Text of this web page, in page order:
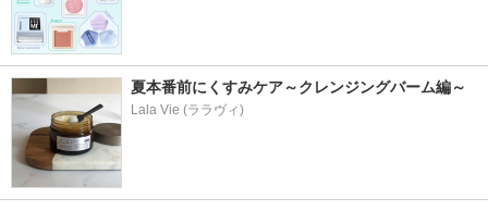
夏本番前にくすみケア～クレンジングバーム編～
Lala Vie (ララヴィ)